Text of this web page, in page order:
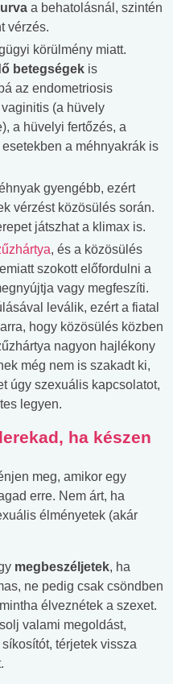
a behatolásnál, szintén
vérzés.
körülmény miatt.
betegségek is
az endometriosis
(a hüvely
a hüvelyi fertőzés, a
a méhnyakrák is
gyengébb, ezért
vérzést közösülés során.
játszhat a klimax is.
, és a közösülés
szokott előfordulni a
vagy megfeszíti.
leválik, ezért a fiatal
hogy közösülés közben
nagyon hajlékony
még nem is szakadt ki,
úgy szexuális kapcsolatot,
legyen.
ha készen
meg, amikor egy
erre. Nem árt, ha
élményetek (akár
megbeszéljetek, ha
ne pedig csak csöndben
élveznétek a szexet.
valami megoldást,
térjetek vissza